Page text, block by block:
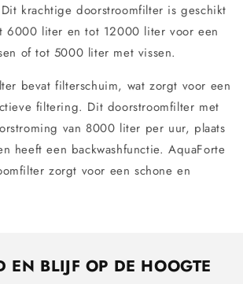
krachtige doorstroomfilter is geschikt
6000 liter en tot 12000 liter voor een
of tot 5000 liter met vissen.
bevat filterschuim, wat zorgt voor een
filtering. Dit doorstroomfilter met
van 8000 liter per uur, plaats
heeft een backwashfunctie. AquaForte
zorgt voor een schone en
EN BLIJF OP DE HOOGTE